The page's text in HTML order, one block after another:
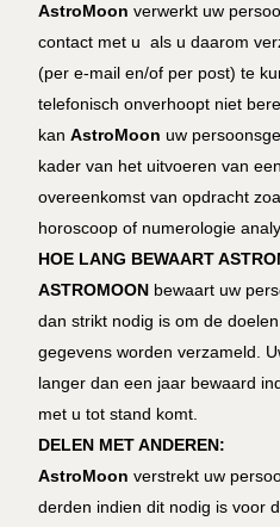
AstroMoon verwerkt uw
contact met u als u daarom
(per e-mail en/of per post) te
telefonisch onverhoopt niet
kan AstroMoon uw
kader van het uitvoeren van
overeenkomst van opdracht
horoscoop of numerologie
HOE LANG BEWAART
ASTROMOONbewaart uw
dan strikt nodig is om de
gegevens worden verzameld.
langer dan een jaar bewaard
met u tot stand komt.
DELEN MET ANDEREN:
AstroMoon verstrekt uw
derden indien dit nodig is voor